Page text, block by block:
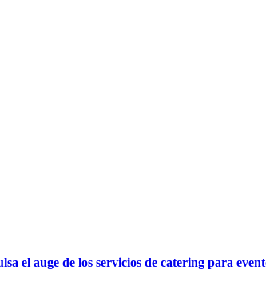
el auge de los servicios de catering para